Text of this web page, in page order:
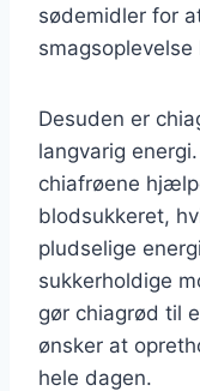
sødemidler for
smagsoplevelse
Desuden er
langvarig
chiafrøene
blodsukkeret,
pludselige
sukkerholdige
gør chiagrød til
ønsker at
hele dagen.